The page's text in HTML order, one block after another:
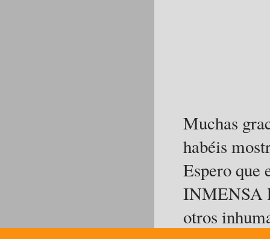
Muchas
habéis
Espero que
INMENSA
otros